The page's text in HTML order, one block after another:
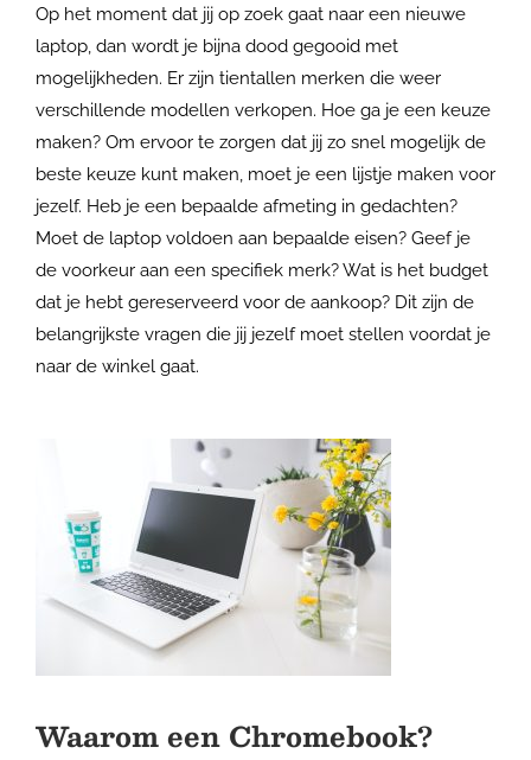
Op het moment dat jij op zoek gaat naar een nieuwe
laptop, dan wordt je bijna dood gegooid met
mogelijkheden. Er zijn tientallen merken die weer
verschillende modellen verkopen. Hoe ga je een keuze
maken? Om ervoor te zorgen dat jij zo snel mogelijk de
beste keuze kunt maken, moet je een lijstje maken voor
jezelf. Heb je een bepaalde afmeting in gedachten?
Moet de laptop voldoen aan bepaalde eisen? Geef je
de voorkeur aan een specifiek merk? Wat is het budget
dat je hebt gereserveerd voor de aankoop? Dit zijn de
belangrijkste vragen die jij jezelf moet stellen voordat je
naar de winkel gaat.
Waarom een Chromebook?